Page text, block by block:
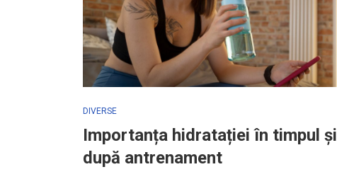
DIVERSE
Importanța hidratației în timpul și
după antrenament